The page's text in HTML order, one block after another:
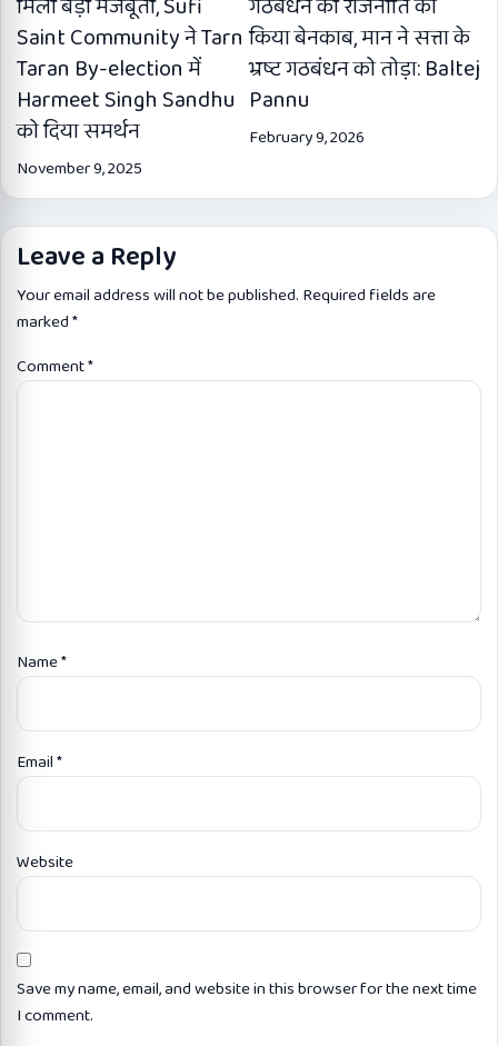
Saint Community ने Tarn
Taran By-election में
Harmeet Singh Sandhu
को दिया समर्थन
November 9, 2025
किया बेनकाब, मान ने सत्ता के
भ्रष्ट गठबंधन को तोड़ा: Baltej
Pannu
February 9, 2026
Leave a Reply
Your email address will not be published. Required fields are
marked*
Comment*
Name*
Email*
Website
Save my name, email, and website in this browser for the next time
I comment.